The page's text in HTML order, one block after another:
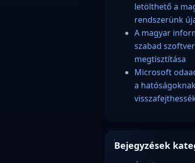
letölthető a
rendszerünk
A magyar
szabad
megtisztítása
Microsoft
a
Bejegyzések